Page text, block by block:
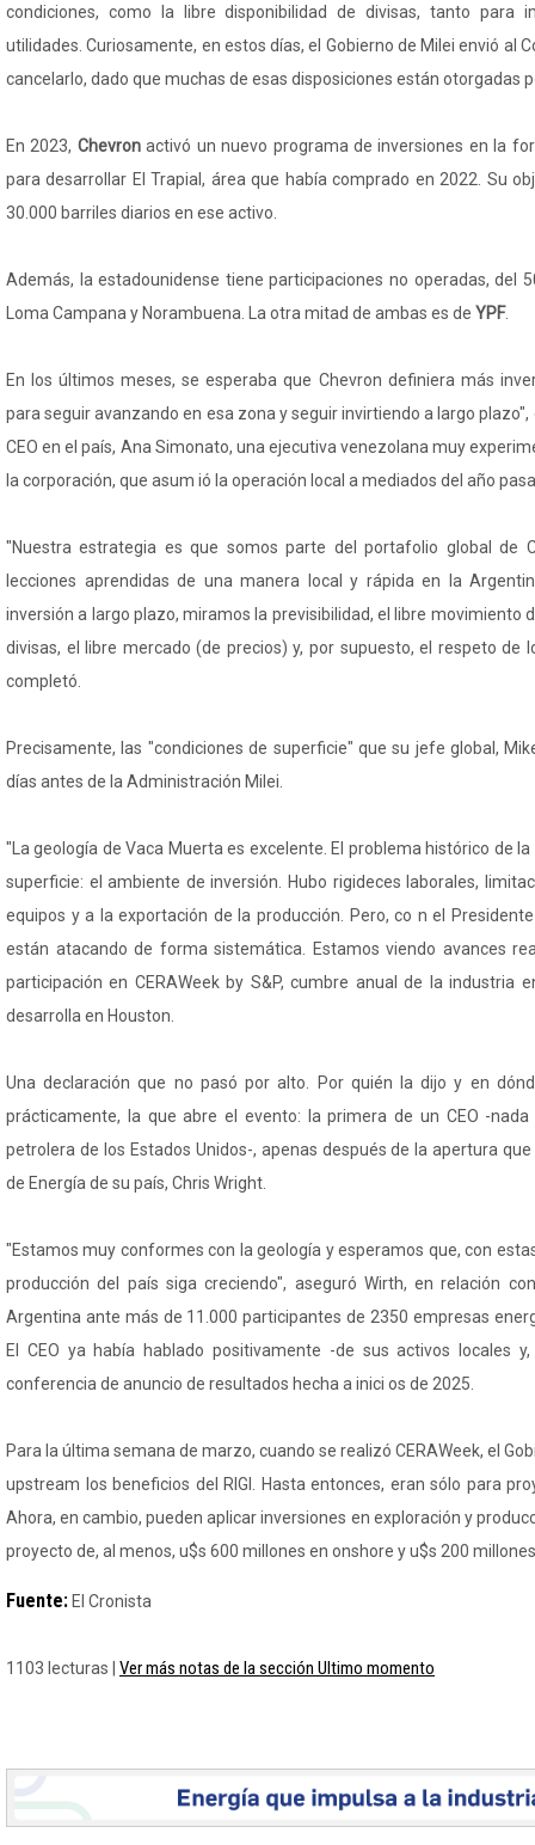
condiciones, como la libre disponibilidad de divisas, tanto para
utilidades. Curiosamente, en estos días, el Gobierno de Milei envió al
cancelarlo, dado que muchas de esas disposiciones están otorgadas
En 2023, Chevronactivó un nuevo programa de inversiones en la
para desarrollar El Trapial, área que había comprado en 2022. Su
30.000 barriles diarios en ese activo.
Además, la estadounidense tiene participaciones no operadas, del
Loma Campana y Norambuena. La otra mitad de ambas es de YPF.
En los últimos meses, se esperaba que Chevron definiera más
para seguir avanzando en esa zona y seguir invirtiendo a largo
CEO en el país, Ana Simonato, una ejecutiva venezolana muy
la corporación, que asum ió la operación local a mediados del año
"Nuestra estrategia es que somos parte del portafolio global de
lecciones aprendidas de una manera local y rápida en la
inversión a largo plazo, miramos la previsibilidad, el libre movimiento
divisas, el libre mercado (de precios) y, por supuesto, el respeto de
completó.
Precisamente, las "condiciones de superficie" que su jefe global,
días antes de la Administración Milei.
"La geología de Vaca Muerta es excelente. El problema histórico de
superficie: el ambiente de inversión. Hubo rigideces laborales,
equipos y a la exportación de la producción. Pero, co n el
están atacando de forma sistemática. Estamos viendo avances
participación en CERAWeek by S&P, cumbre anual de la industria
desarrolla en Houston.
Una declaración que no pasó por alto. Por quién la dijo y en
prácticamente, la que abre el evento: la primera de un CEO -
petrolera de los Estados Unidos-, apenas después de la apertura
de Energía de su país, Chris Wright.
"Estamos muy conformes con la geología y esperamos que, con
producción del país siga creciendo", aseguró Wirth, en relación
Argentina ante más de 11.000 participantes de 2350 empresas
El CEO ya había hablado positivamente -de sus activos locales
conferencia de anuncio de resultados hecha a inici os de 2025.
Para la última semana de marzo, cuando se realizó CERAWeek, el
upstream los beneficios del RIGI. Hasta entonces, eran sólo para
Ahora, en cambio, pueden aplicar inversiones en exploración y
proyecto de, al menos, u$s 600 millones en onshore y u$s 200
Fuente: El Cronista
1103 lecturas | Ver más notas de la sección Ultimo momento